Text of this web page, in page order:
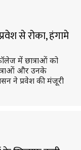
से रोका, हंगामे
में छात्राओं को
और उनके
ने प्रवेश की मंजूरी